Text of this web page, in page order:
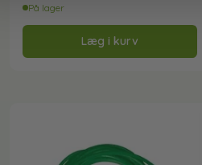
På lager
Læg i kurv